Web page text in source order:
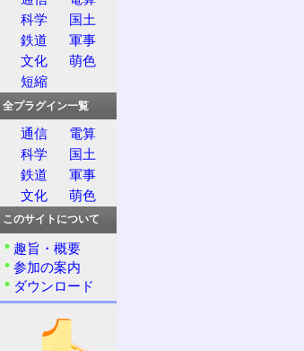
科学
国土
鉄道
軍事
文化
萌色
短縮
全プラグイン一覧
通信
電算
科学
国土
鉄道
軍事
文化
萌色
このサイトについて
趣旨・概要
参加の案内
ダウンロード